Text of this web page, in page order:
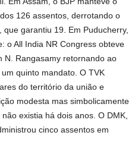
126 assentos, derrotando o
garantiu 19. Em Puducherry,
o All India NR Congress obteve
N. Rangasamy retornando ao
quinto mandato. O TVK
do território da união e
modesta mas simbolicamente
existia há dois anos. O DMK,
cinco assentos em